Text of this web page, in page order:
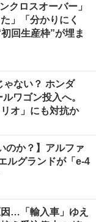
クロスオーバー」
」「分かりにく
回生産枠”が埋ま
ゃない？ ホンダ
ワゴン投入へ。
オ」にも対抗か
のか？】アルファ
ルグランドが「e-4
因…「輸入車」ゆえ